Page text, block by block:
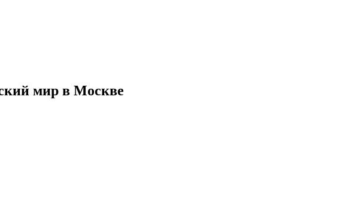
мир в Москве